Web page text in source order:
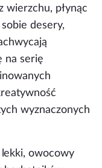
wierzchu, płynąc
desery,
na serię
wyznaczonych
owocowy